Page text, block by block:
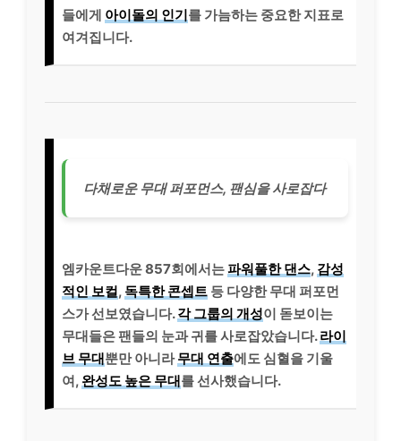
들에게 아이돌의 인기를 가늠하는 중요한 지표로
여겨집니다.
다채로운 무대 퍼포먼스, 팬심을 사로잡다
엠카운트다운 857회에서는파워풀한 댄스, 감성
적인 보컬, 독특한 콘셉트 등 다양한 무대 퍼포먼
스가 선보였습니다.각 그룹의 개성이 돋보이는
무대들은 팬들의 눈과 귀를 사로잡았습니다.라이
브 무대뿐만 아니라무대 연출에도 심혈을 기울
여, 완성도 높은 무대를 선사했습니다.